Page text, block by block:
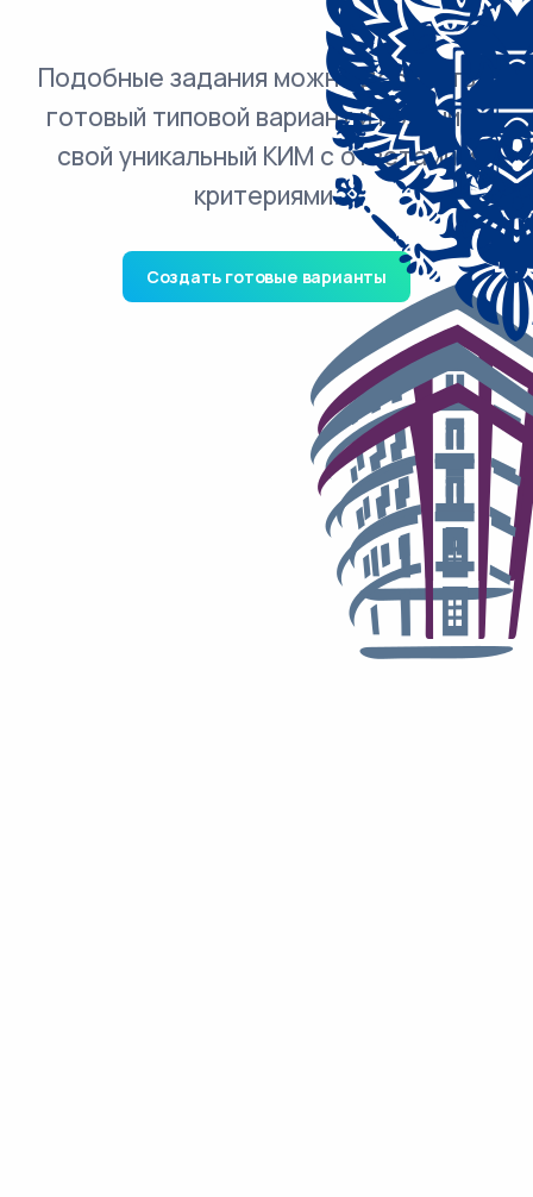
Подобные задания можно добавить в
готовый типовой вариант и получить
свой уникальный КИМ с ответами и
критериями.
Создать готовые варианты